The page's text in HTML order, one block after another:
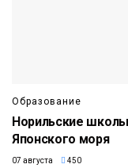
Образование
Норильские
Японского моря
07 августа 450